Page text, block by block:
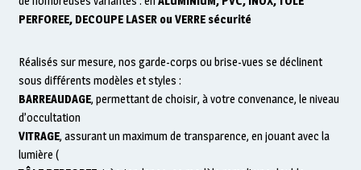
PERFOREE, DECOUPE LASER ou VERRE sécurité
Réalisés sur mesure, nos garde-corps ou brise-vues se déclinent
sous différents modèles et styles :
BARREAUDAGE, permettant de choisir, à votre convenance, le niveau
d’occultation
VITRAGE, assurant un maximum de transparence, en jouant avec la
lumière (